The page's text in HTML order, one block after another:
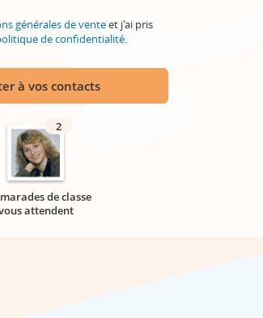
générales de venteet j'ai pris
de confidentialité.
à vos contacts
2
de classe
attendent